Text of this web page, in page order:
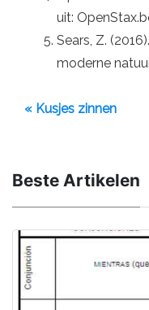
uit:
Sears, Z.
moderne
« Kusjes zinnen
Beste Artikelen